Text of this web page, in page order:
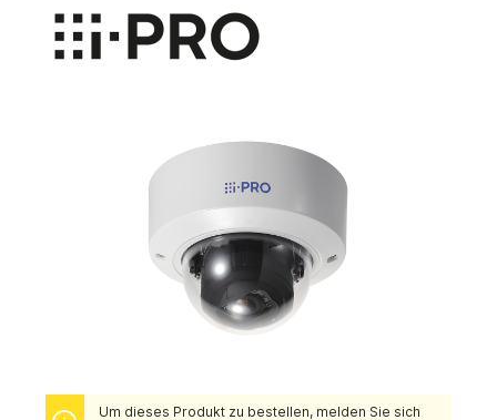
Um dieses Produkt zu bestellen, melden Sie sich